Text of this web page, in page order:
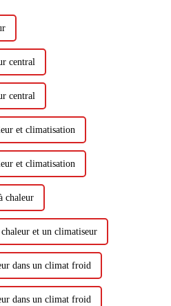
central
central
et climatisation
et climatisation
chaleur
et un climatiseur
dans un climat froid
dans un climat froid